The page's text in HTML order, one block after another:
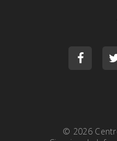
© 2026